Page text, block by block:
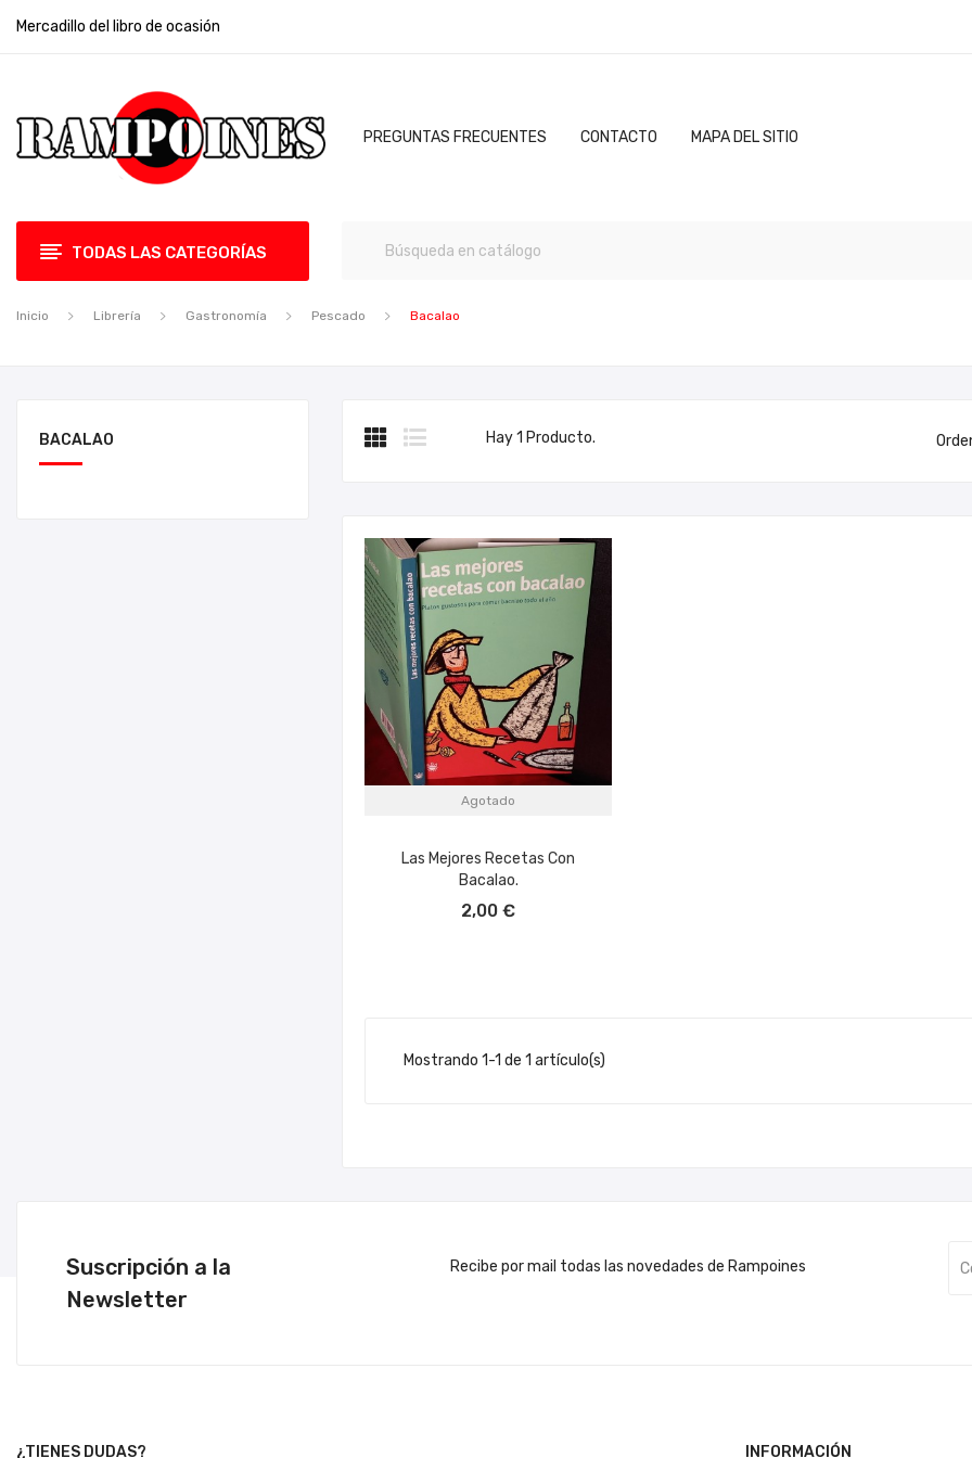
Mercadillo del libro de ocasión
PREGUNTAS FRECUENTES CONTACTO MAPA DEL SITIO
TODAS LAS CATEGORÍAS
Inicio Librería Gastronomía Pescado Bacalao
BACALAO Hay 1 Producto.
Agotado
Las Mejores Recetas Con
Bacalao.
2,00 €
Mostrando 1-1 de 1 artículo(s)
Suscripción a la
Newsletter
Recibe por mail todas las novedades de Rampoines
¿TIENES DUDAS? INFORMACIÓN